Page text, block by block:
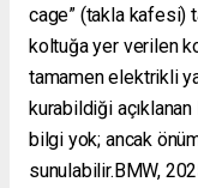
cage” (takla kafesi)
koltuğa yer verilen
tamamen elektrikli
kurabildiği
bilgi yok; ancak
sunulabilir.BMW,